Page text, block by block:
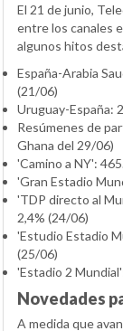
El 21 de junio,
entre los canales
algunos hitos
España-Arabia
(21/06)
Uruguay-España:
Resúmenes de
Ghana del 29/06)
'Camino a NY':
'Gran Estadio
'TDP directo al
2,4% (24/06)
'Estudio Estadio
(25/06)
'Estadio 2
Novedades
A medida que